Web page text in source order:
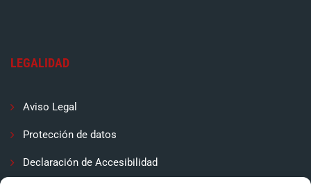
LEGALIDAD
Aviso Legal
Protección de datos
Declaración de Accesibilidad